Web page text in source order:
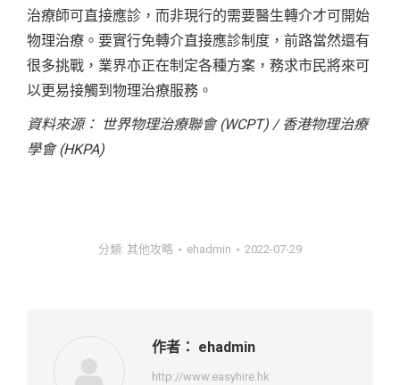
治療師可直接應診，而非現行的需要醫生轉介才可開始
物理治療。要實行免轉介直接應診制度，前路當然還有
很多挑戰，業界亦正在制定各種方案，務求市民將來可
以更易接觸到物理治療服務。
資料來源： 世界物理治療聯會 (WCPT) / 香港物理治療
學會 (HKPA)
分類: 其他攻略 ehadmin 2022-07-29
作者： ehadmin
http://www.easyhire.hk